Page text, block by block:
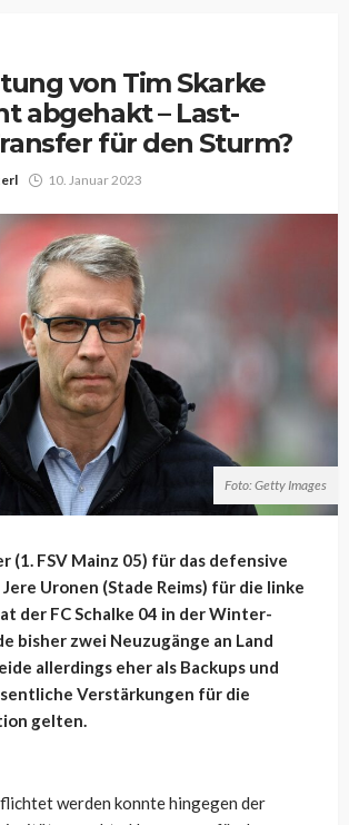
von Tim Skarke
abgehakt – Last-
für den Sturm?
10. Januar 2023
Foto: Getty Images
(1. FSV Mainz 05) für das defensive
Uronen (Stade Reims) für die linke
der FC Schalke 04 in der Winter-
bisher zwei Neuzugänge an Land
allerdings eher als Backups und
Verstärkungen für die
gelten.
werden konnte hingegen der